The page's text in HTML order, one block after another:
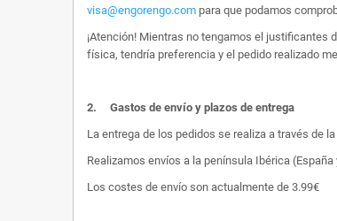
visa@engorengo.com para que podamos
¡Atención! Mientras no tengamos el justificantes
física, tendría preferencia y el pedido realizado
2. Gastos de envío y plazos de entrega
La entrega de los pedidos se realiza a través de
Realizamos envíos a la península Ibérica
Los costes de envío son actualmente de 3.99€